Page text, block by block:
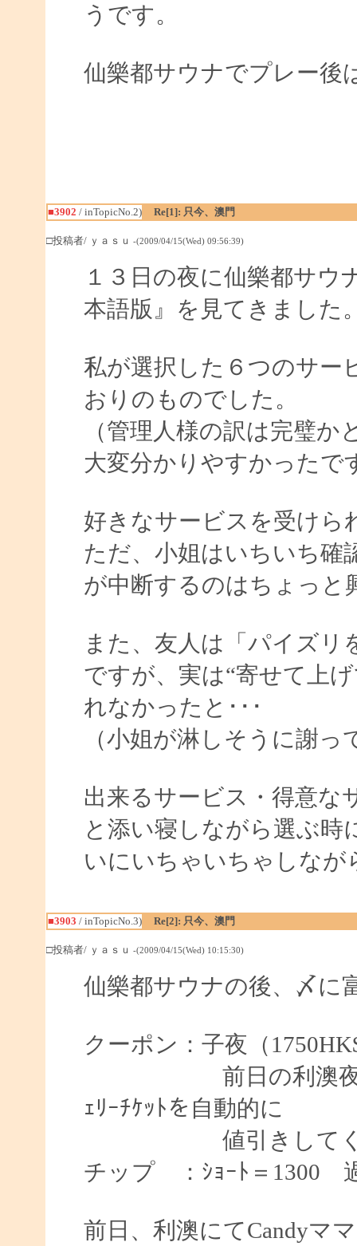
うです。
仙樂都サウナでプレー後
■3902 / inTopicNo.2) Re[1]: 只今、澳門
□投稿者/ ｙａｓｕ -(2009/04/15(Wed) 09:56:39)
１３日の夜に仙樂都サウ
本語版』を見てきました
私が選択した６つのサー
おりのものでした。
（管理人様の訳は完璧か
大変分かりやすかったで
好きなサービスを受けら
ただ、小姐はいちいち確
が中断するのはちょっと
また、友人は「パイズ
ですが、実は“寄せて上
れなかったと･･･
（小姐が淋しそうに謝
出来るサービス・得意な
と添い寝しながら選ぶ時
いにいちゃいちゃしな
■3903 / inTopicNo.3) Re[2]: 只今、澳門
□投稿者/ ｙａｓｕ -(2009/04/15(Wed) 10:15:30)
仙樂都サウナの後、〆に
クーポン：子夜（
前日の利澳夜総会
ｪﾘｰﾁｹｯﾄを自動的に
値引きしてくれ
チップ ：ｼｮｰﾄ＝1300
前日、利澳にてCandyマ